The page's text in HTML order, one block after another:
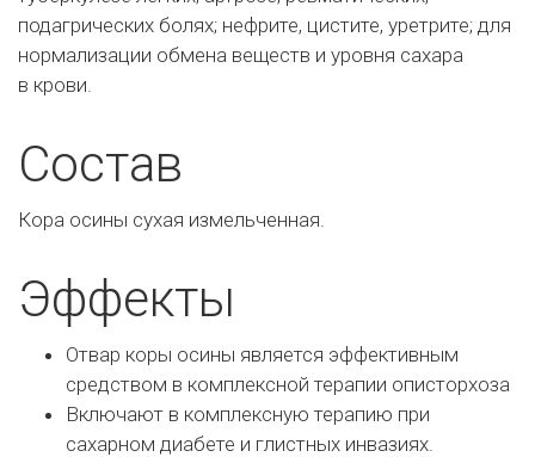
подагрических болях; нефрите, цистите, уретрите; для
нормализации обмена веществ и уровня сахара
в крови.
Состав
Кора осины сухая измельченная.
Эффекты
Отвар коры осины является эффективным
средством в комплексной терапии описторхоза
Включают в комплексную терапию при
сахарном диабете и глистных инвазиях.